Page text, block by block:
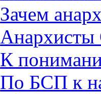
Зачем
Анархисты
К
По БСП к